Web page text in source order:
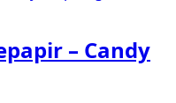
– Candy